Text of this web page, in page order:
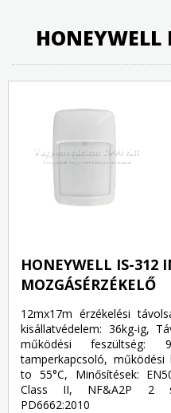
HONEYWELL
HONEYWELL IS-312
MOZGÁSÉRZÉKELŐ
12mx17m érzékelési
kisállatvédelem: 36kg-ig,
működési feszültség:
tamperkapcsoló, működési
to 55°C, Minősítések:
Class II, NF&A2P 2
PD6662:2010